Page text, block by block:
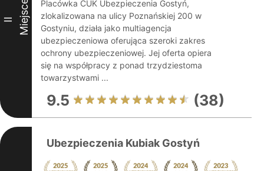
II Miejsce
Placówka CUK Ubezpieczenia Gostyń,
zlokalizowana na ulicy Poznańskiej 200 w
Gostyniu, działa jako multiagencja
ubezpieczeniowa oferująca szeroki zakres
ochrony ubezpieczeniowej. Jej oferta opiera
się na współpracy z ponad trzydziestoma
towarzystwami ...
9.5 (38)
Ubezpieczenia Kubiak Gostyń